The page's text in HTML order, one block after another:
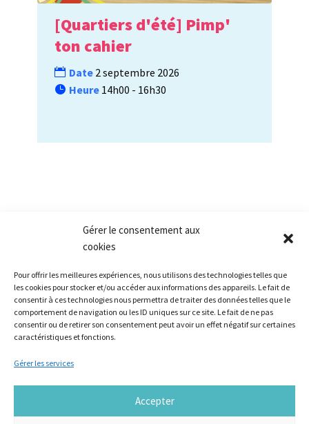
Gérer le consentement aux
cookies
Pour offrir les meilleures expériences, nous utilisons des technologies telles que
les cookies pour stocker et/ou accéder aux informations des appareils. Le fait de
consentir à ces technologies nous permettra de traiter des données telles que le
comportement de navigation ou les ID uniques sur ce site. Le fait de ne pas
consentir ou de retirer son consentement peut avoir un effet négatif sur certaines
caractéristiques et fonctions.
Gérer les services
Accepter
[Quartiers d'été] Pimp'
ton cahier
Date 2 septembre 2026
Heure 14h00 - 16h30
Nos références
Formations